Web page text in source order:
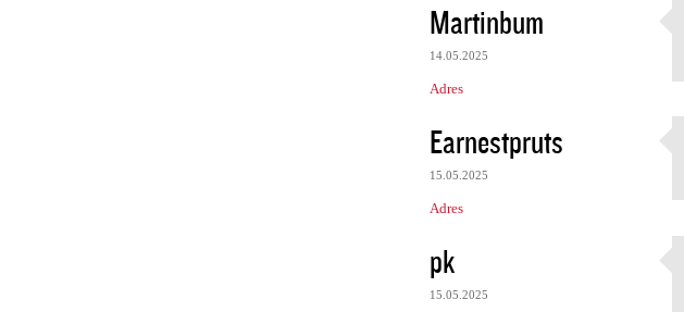
Martinbum
14.05.2025
Adres
Earnestpruts
15.05.2025
Adres
pk
15.05.2025